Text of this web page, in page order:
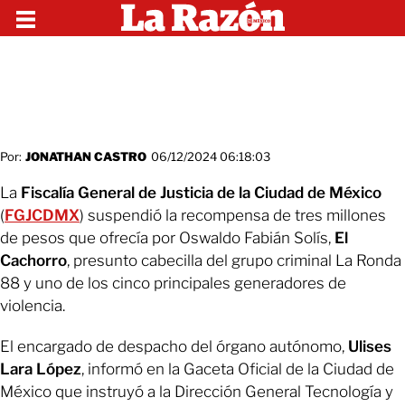
Por: JONATHAN CASTRO 06/12/2024 06:18:03
La Fiscalía General de Justicia de la Ciudad de México
(FGJCDMX) suspendió la recompensa de tres millones
de pesos que ofrecía por Oswaldo Fabián Solís, El
Cachorro, presunto cabecilla del grupo criminal La Ronda
88 y uno de los cinco principales generadores de
violencia.
El encargado de despacho del órgano autónomo, Ulises
Lara López, informó en la Gaceta Oficial de la Ciudad de
México que instruyó a la Dirección General Tecnología y